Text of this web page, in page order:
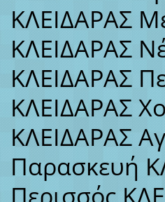
ΚΛΕΙΔΑΡΑΣ
ΚΛΕΙΔΑΡΑΣ
ΚΛΕΙΔΑΡΑΣ
ΚΛΕΙΔΑΡΑΣ
ΚΛΕΙΔΑΡΑΣ
Παρασκευή